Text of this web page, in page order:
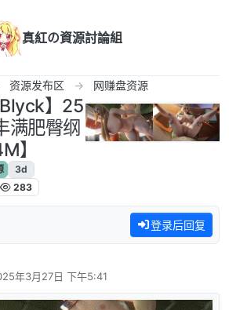
真紅の資源討論組
资源发布区 网赚盘资源
】25
满肥臀纲
】
3d
283
登录后回复
年3月27日 下午5:41
编辑